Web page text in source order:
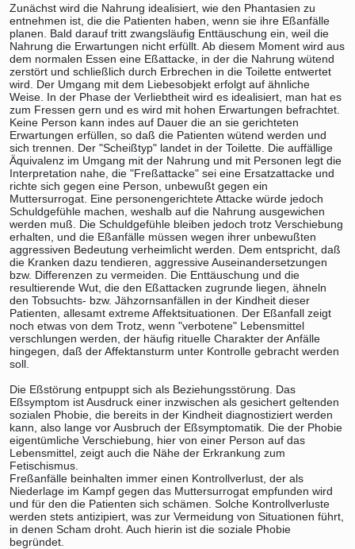
Zunächst wird die Nahrung idealisiert, wie den Phantasien zu
entnehmen ist, die die Patienten haben, wenn sie ihre Eßanfälle
planen. Bald darauf tritt zwangsläufig Enttäuschung ein, weil die
Nahrung die Erwartungen nicht erfüllt. Ab diesem Moment wird aus
dem normalen Essen eine Eßattacke, in der die Nahrung wütend
zerstört und schließlich durch Erbrechen in die Toilette entwertet
wird. Der Umgang mit dem Liebesobjekt erfolgt auf ähnliche
Weise. In der Phase der Verliebtheit wird es idealisiert, man hat es
zum Fressen gern und es wird mit hohen Erwartungen befrachtet.
Keine Person kann indes auf Dauer die an sie gerichteten
Erwartungen erfüllen, so daß die Patienten wütend werden und
sich trennen. Der "Scheißtyp" landet in der Toilette. Die auffällige
Äquivalenz im Umgang mit der Nahrung und mit Personen legt die
Interpretation nahe, die "Freßattacke" sei eine Ersatzattacke und
richte sich gegen eine Person, unbewußt gegen ein
Muttersurrogat. Eine personengerichtete Attacke würde jedoch
Schuldgefühle machen, weshalb auf die Nahrung ausgewichen
werden muß. Die Schuldgefühle bleiben jedoch trotz Verschiebung
erhalten, und die Eßanfälle müssen wegen ihrer unbewußten
aggressiven Bedeutung verheimlicht werden. Dem entspricht, daß
die Kranken dazu tendieren, aggressive Auseinandersetzungen
bzw. Differenzen zu vermeiden. Die Enttäuschung und die
resultierende Wut, die den Eßattacken zugrunde liegen, ähneln
den Tobsuchts- bzw. Jähzornsanfällen in der Kindheit dieser
Patienten, allesamt extreme Affektsituationen. Der Eßanfall zeigt
noch etwas von dem Trotz, wenn "verbotene" Lebensmittel
verschlungen werden, der häufig rituelle Charakter der Anfälle
hingegen, daß der Affektansturm unter Kontrolle gebracht werden
soll.
Die Eßstörung entpuppt sich als Beziehungsstörung. Das
Eßsymptom ist Ausdruck einer inzwischen als gesichert geltenden
sozialen Phobie, die bereits in der Kindheit diagnostiziert werden
kann, also lange vor Ausbruch der Eßsymptomatik. Die der Phobie
eigentümliche Verschiebung, hier von einer Person auf das
Lebensmittel, zeigt auch die Nähe der Erkrankung zum
Fetischismus.
Freßanfälle beinhalten immer einen Kontrollverlust, der als
Niederlage im Kampf gegen das Muttersurrogat empfunden wird
und für den die Patienten sich schämen. Solche Kontrollverluste
werden stets antizipiert, was zur Vermeidung von Situationen führt,
in denen Scham droht. Auch hierin ist die soziale Phobie
begründet.